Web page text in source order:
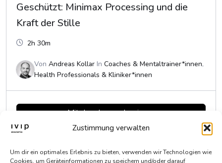
Zustimmung verwalten
Um dir ein optimales Erlebnis zu bieten, verwenden wir Technologien wie
Cookies, um Geräteinformationen zu speichern und/oder darauf
Geschützt: Minimax Processing und die
Kraft der Stille
2h 30m
Von Andreas Kollar In Coaches & Mentaltrainer*innen,
Health Professionals & Kliniker*innen
Mit dem Lernen beginnen